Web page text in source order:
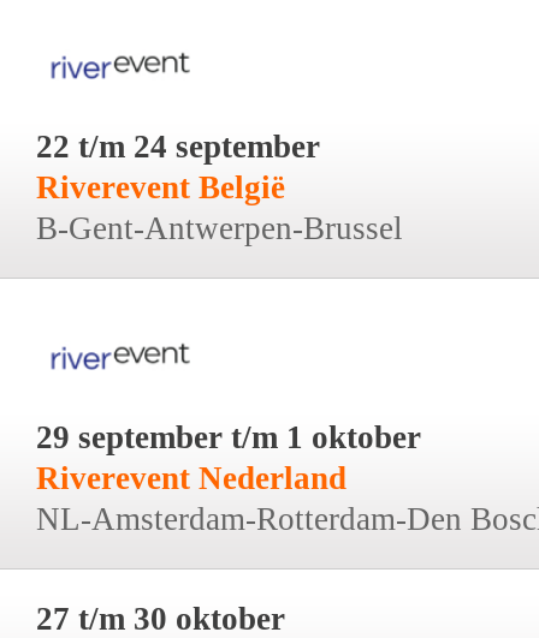
22 t/m 24 september
Riverevent België
B-Gent-Antwerpen-Brussel
29 september t/m 1 oktober
Riverevent Nederland
NL-Amsterdam-Rotterdam-Den
27 t/m 30 oktober